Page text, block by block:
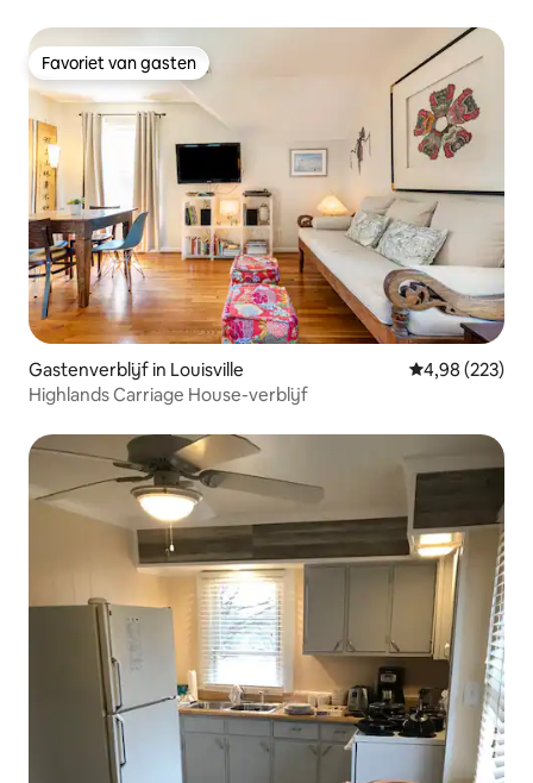
Favoriet van gasten
Favoriet van gasten
Gastenverblijf in Louisville Gemiddelde
4,98 (223)
Highlands Carriage House-verblijf